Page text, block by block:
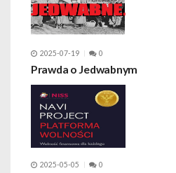
2025-07-19 0
Prawda o Jedwabnym
2025-05-05 0